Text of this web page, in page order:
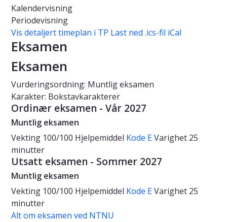
Kalendervisning
Periodevisning
Vis detaljert timeplan i TP Last ned .ics-fil iCal
Eksamen
Eksamen
Vurderingsordning: Muntlig eksamen
Karakter: Bokstavkarakterer
Ordinær eksamen - Vår 2027
Muntlig eksamen
Vekting 100/100 Hjelpemiddel Kode EVarighet 25
minutter
Utsatt eksamen - Sommer 2027
Muntlig eksamen
Vekting 100/100 Hjelpemiddel Kode EVarighet 25
minutter
Alt om eksamen ved NTNU